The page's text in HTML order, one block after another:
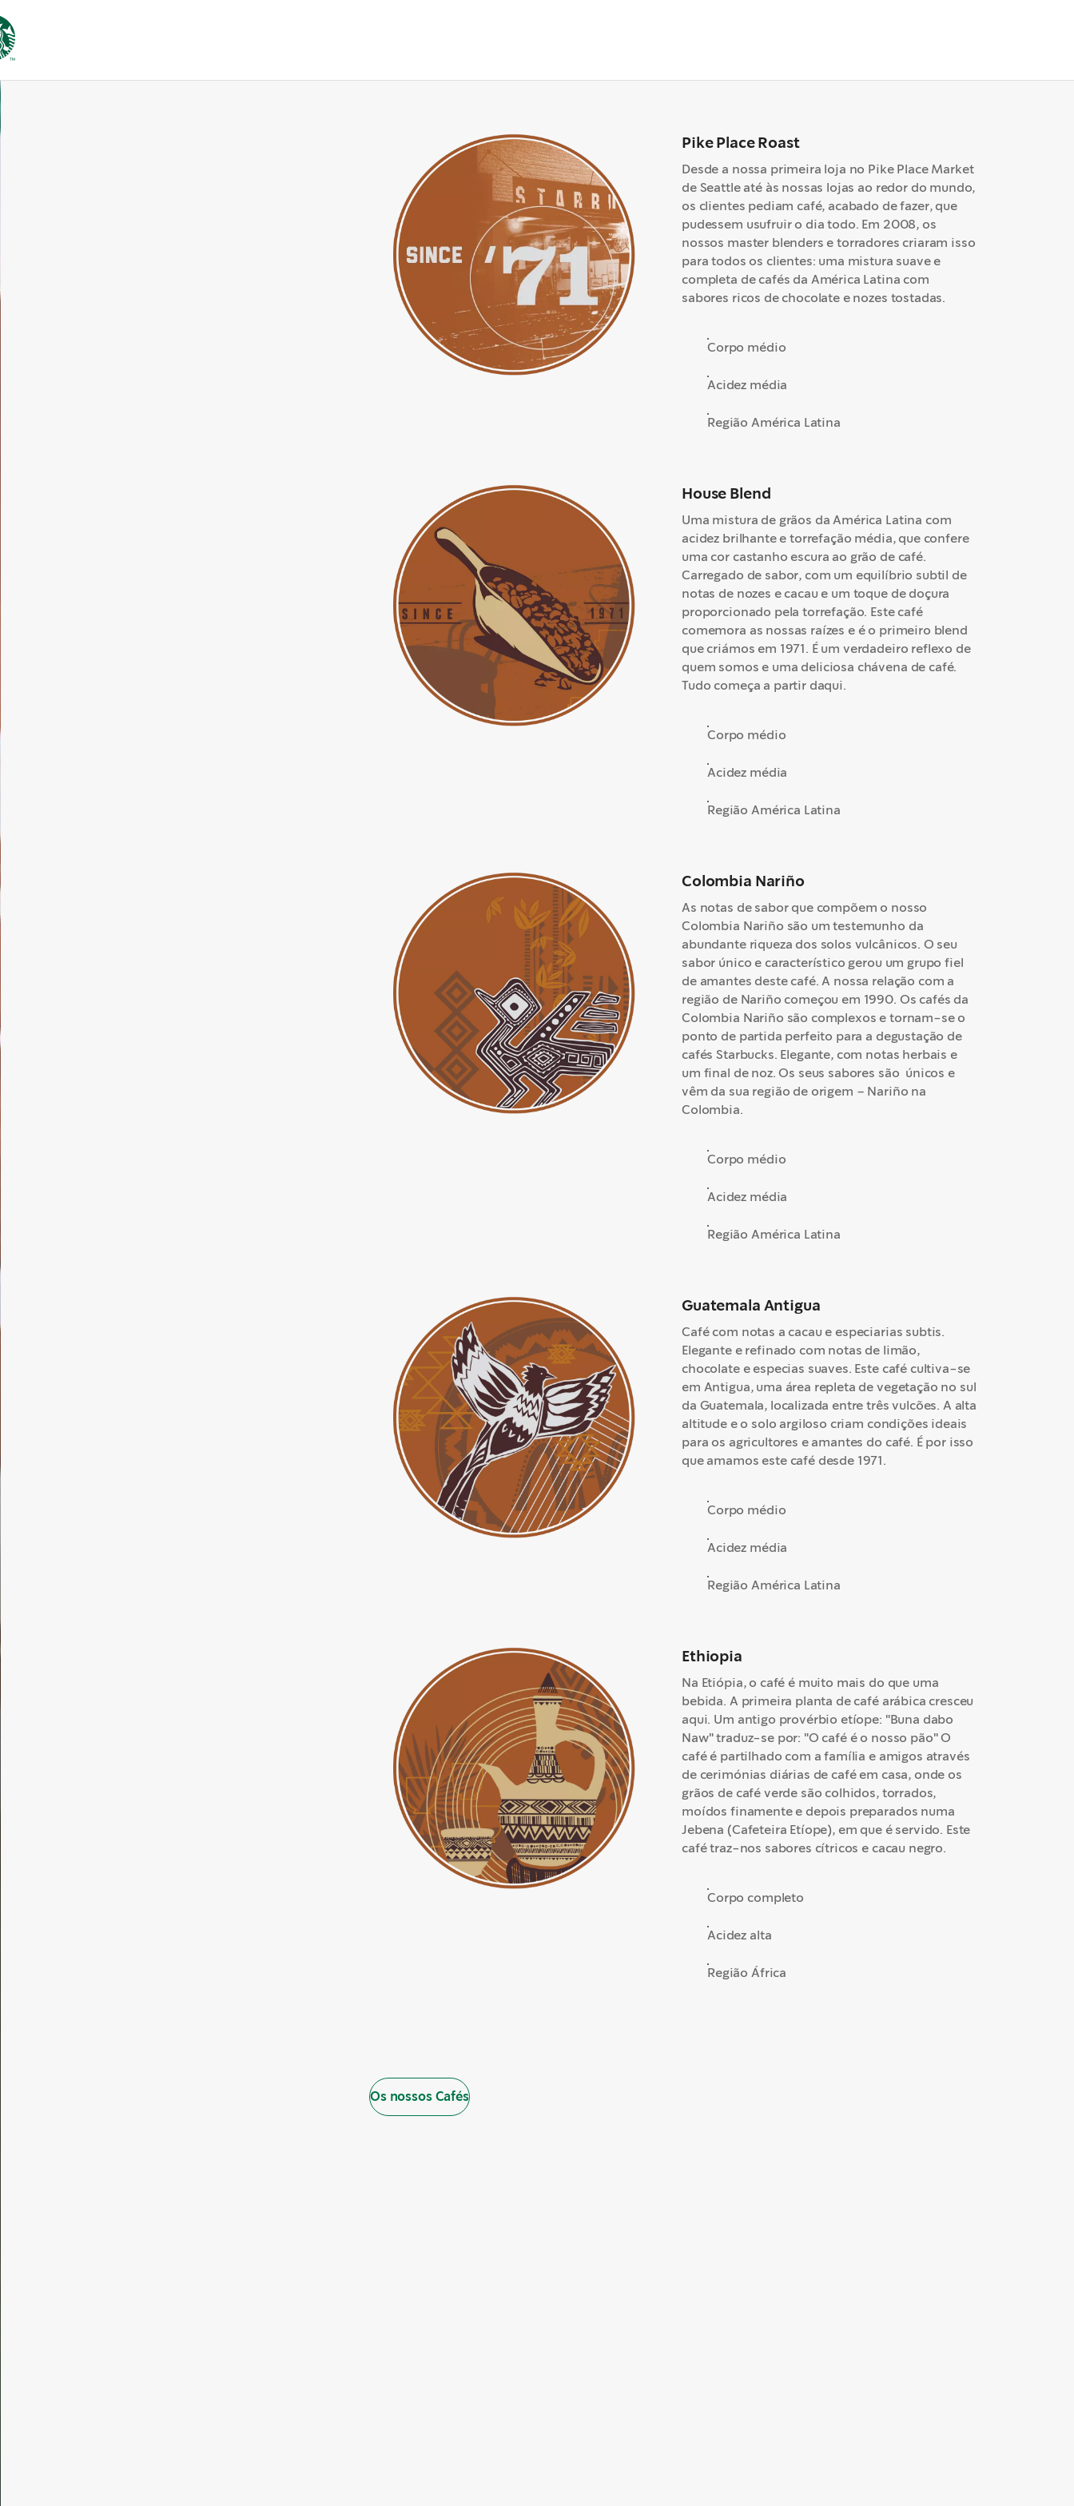
Pike PlaceRoast
Desde a nossa primeira loja no Pike Place Market
de Seattle até às nossas lojas ao redor do mundo,
os clientes pediam café, acabado de fazer, que
pudessem usufruir o dia todo. Em 2008, os
nossos master blenders e torradores criaram isso
para todos os clientes: uma mistura suave e
completa de cafés da América Latina com
sabores ricos de chocolate e nozes tostadas.
Corpo médio
Acidez média
Região América Latina
House Blend
Uma mistura de grãos da América Latina com
acidez brilhante e torrefação média, que confere
uma cor castanho escura ao grão de café.
Carregado de sabor, com um equilíbrio subtil de
notas de nozes e cacau e um toque de doçura
proporcionado pela torrefação. Este café
comemora as nossas raízes e é o primeiro blend
que criámos em 1971. É um verdadeiro reflexo de
quem somos e uma deliciosa chávena de café.
Tudo começa a partir daqui.
Corpo médio
Acidez média
Região América Latina
Colombia Nariño
As notas de sabor que compõem o nosso
Colombia Nariño são um testemunho da
abundante riqueza dos solos vulcânicos. O seu
sabor único e característico gerou um grupo fiel
de amantes deste café. A nossa relação com a
região de Nariño começou em 1990. Os cafés da
Colombia Nariño são complexos e tornam-se o
ponto de partida perfeito para a degustação de
cafés Starbucks. Elegante, com notas herbais e
um final de noz. Os seus sabores são únicos e
vêm da sua região de origem – Nariño na
Colombia.
Corpo médio
Acidez média
Região América Latina
Guatemala Antigua
Café com notas a cacau e especiarias subtis.
Elegante e refinado com notas de limão,
chocolate e especias suaves. Este café cultiva-se
em Antigua, uma área repleta de vegetação no sul
da Guatemala, localizada entre três vulcões. A alta
altitude e o solo argiloso criam condições ideais
para os agricultores e amantes do café. É por isso
que amamos este café desde 1971.
Corpo médio
Acidez média
Região América Latina
Ethiopia
Na Etiópia, o café é muito mais do que uma
bebida. A primeira planta de café arábica cresceu
aqui. Um antigo provérbio etíope: "Buna dabo
Naw" traduz-se por: "O café é o nosso pão" O
café é partilhado com a família e amigos através
de cerimónias diárias de café em casa, onde os
grãos de café verde são colhidos, torrados,
moídos finamente e depois preparados numa
Jebena (Cafeteira Etíope), em que é servido. Este
café traz-nos sabores cítricos e cacau negro.
Corpo completo
Acidez alta
Região África
Os nossos Cafés